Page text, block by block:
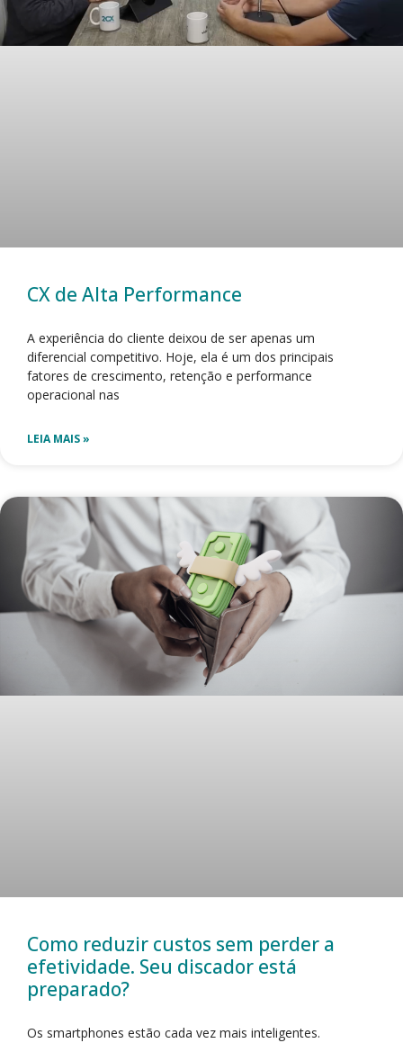
CX de Alta Performance
A experiência do cliente deixou de ser apenas um
diferencial competitivo. Hoje, ela é um dos principais
fatores de crescimento, retenção e performance
operacional nas
LEIA MAIS »
Como reduzir custos sem perder a
efetividade. Seu discador está
preparado?
Os smartphones estão cada vez mais inteligentes.